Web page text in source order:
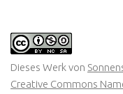
Dieses Werk von
Creative Commons